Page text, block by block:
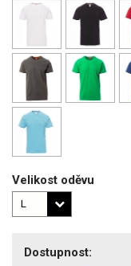
Velikost oděvu
Dostupnost: